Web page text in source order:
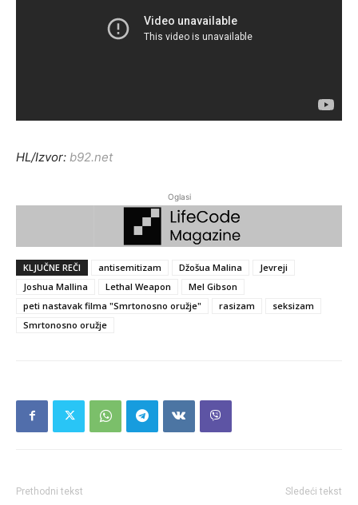
HL/Izvor: b92.net
Oglasi
KLJUČNE REČI antisemitizam Džošua Malina
Jevreji
Joshua Mallina
Lethal Weapon
Mel Gibson
peti nastavak filma "Smrtonosno oružje"
rasizam
seksizam
Smrtonosno oružje
Prethodni tekst Sledeći tekst